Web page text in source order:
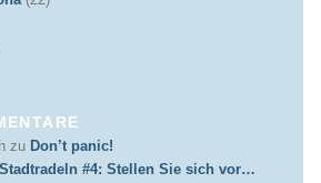
zu Don’t panic!
Stadtradeln #4: Stellen Sie sich vor…